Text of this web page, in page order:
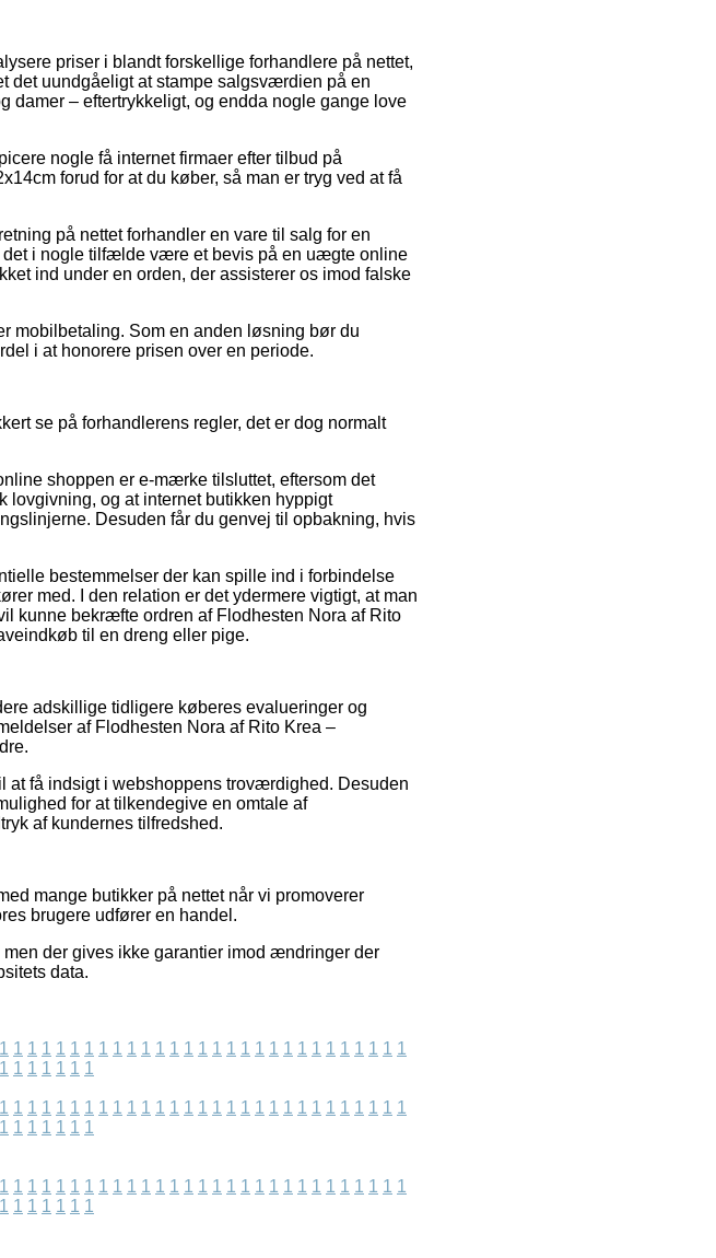
priser i blandt forskellige forhandlere på nettet,
det uundgåeligt at stampe salgsværdien på en
damer – eftertrykkeligt, og endda nogle gange love
nogle få internet firmaer efter tilbud på
forud for at du køber, så man er tryg ved at få
på nettet forhandler en vare til salg for en
det i nogle tilfælde være et bevis på en uægte online
ind under en orden, der assisterer os imod falske
mobilbetaling. Som en anden løsning bør du
i at honorere prisen over en periode.
se på forhandlerens regler, det er dog normalt
shoppen er e-mærke tilsluttet, eftersom det
lovgivning, og at internet butikken hyppigt
Desuden får du genvej til opbakning, hvis
bestemmelser der kan spille ind i forbindelse
med. I den relation er det ydermere vigtigt, at man
kunne bekræfte ordren af Flodhesten Nora af Rito
til en dreng eller pige.
adskillige tidligere køberes evalueringer og
af Flodhesten Nora af Rito Krea –
få indsigt i webshoppens troværdighed. Desuden
for at tilkendegive en omtale af
af kundernes tilfredshed.
mange butikker på nettet når vi promoverer
brugere udfører en handel.
der gives ikke garantier imod ændringer der
data.
1 1 1 1 1 1 1 1 1 1 1 1 1 1 1 1 1 1 1 1 1 1 1 1 1 1 1 1 1
1 1 1 1 1 1 1
1 1 1 1 1 1 1 1 1 1 1 1 1 1 1 1 1 1 1 1 1 1 1 1 1 1 1 1 1
1 1 1 1 1 1 1
1 1 1 1 1 1 1 1 1 1 1 1 1 1 1 1 1 1 1 1 1 1 1 1 1 1 1 1 1
1 1 1 1 1 1 1